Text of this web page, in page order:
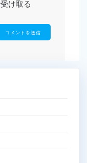
け取る